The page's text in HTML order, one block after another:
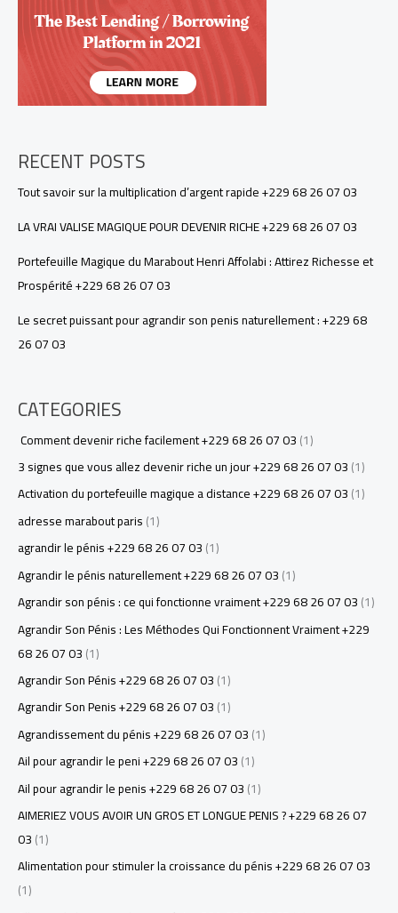
RECENT POSTS
Tout savoir sur la multiplication d’argent rapide +229 68 26 07 03
LA VRAI VALISE MAGIQUE POUR DEVENIR RICHE +229 68 26 07 03
Portefeuille Magique du Marabout Henri Affolabi : Attirez Richesse et
Prospérité +229 68 26 07 03
Le secret puissant pour agrandir son penis naturellement : +229 68
26 07 03
CATEGORIES
Comment devenir riche facilement +229 68 26 07 03(1)
3 signes que vous allez devenir riche un jour +229 68 26 07 03(1)
Activation du portefeuille magique a distance +229 68 26 07 03(1)
adresse marabout paris(1)
agrandir le pénis +229 68 26 07 03(1)
Agrandir le pénis naturellement +229 68 26 07 03(1)
Agrandir son pénis : ce qui fonctionne vraiment +229 68 26 07 03(1)
Agrandir Son Pénis : Les Méthodes Qui Fonctionnent Vraiment +229
68 26 07 03(1)
Agrandir Son Pénis +229 68 26 07 03(1)
Agrandir Son Penis +229 68 26 07 03(1)
Agrandissement du pénis +229 68 26 07 03(1)
Ail pour agrandir le peni +229 68 26 07 03(1)
Ail pour agrandir le penis +229 68 26 07 03(1)
AIMERIEZ VOUS AVOIR UN GROS ET LONGUE PENIS ? +229 68 26 07
03(1)
Alimentation pour stimuler la croissance du pénis +229 68 26 07 03
(1)